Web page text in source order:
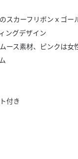
スカーフリボンｘゴー
ングデザイン
ース素材、ピンクは
付き